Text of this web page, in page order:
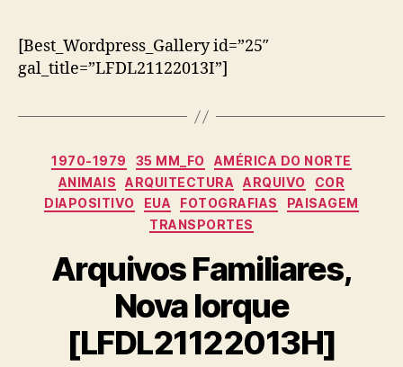
[Best_Wordpress_Gallery id=”25″
gal_title=”LFDL21122013I”]
Categorias
1970-1979 35 MM_FO
AMÉRICA DO NORTE
ANIMAIS
ARQUITECTURA ARQUIVO
COR
DIAPOSITIVO
EUA FOTOGRAFIAS
PAISAGEM
TRANSPORTES
Arquivos Familiares,
Nova Iorque
[LFDL21122013H]